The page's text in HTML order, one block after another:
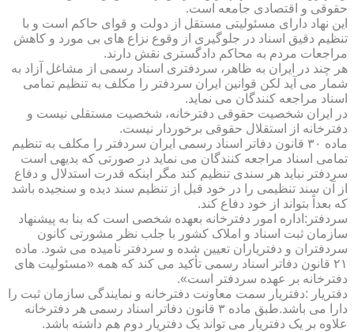
حقوقی و اقتصادی جامعه است.
این نهاد دارای مسئولیتی مستقل از دولت و قوای حاکم است و با
تنظیم دقیق اسناد در جلوگیری از وقوع نزاع های بی مورد و کاهش
مراجعات مردم به محاکم دادگستری نقش دارند.
هر چند در ایران به ظاهر، سردفتری اسناد رسمی از مشاغل آزاد به
شمار می آید لکن قوانین ایران سردفتر را مکلف به تنظیم تمامی
اسناد مراجعه کنندگان می نماید.
در ایران شخصیت حقوقی دفترخانه، شخصیت مستقلی نیست و
دفترخانه از استقلال حقوقی برخوردار نیست.
ماده ۳۰ قانون دفاتر اسناد رسمی ایران سردفتر را مکلف به تنظیم
تمامی اسناد مراجعه کنندگان می نماید در صورتی که بدیهی است
سردفتر نباید هر سندی تنظیم کند مگر اینکه قدرت استدلال و دفاع
از آن سند تنظیمی را در خود قبل از تنظیم سند دیده و سنجیده باشد
که بعداً بتواند از خود دفاع کند.
سردفتر:اداره امور دفترخانه بعهده شخصی است که بنا به پیشنهاد
سازمان ثبت اسناد و املاک کشور با جلب نظر مشورتی کانون
سردفتران و دفتریاران تعیین شده و سردفتر نامیده می شود. ماده
۲۱ قانون دفاتر اسناد رسمی تأکید می کند که همه «مسئولیت های
دفترخانه بر عهده سردفتر است».
دفتریار :دفتریار سمت معاونت دفترخانه و نمایندگی سازمان ثبت را
دارا می باشد.طبق ماده ۳ قانون دفاتر اسناد رسمی هر دفترخانه
علاوه بر یک دفتریار می تواند یک دفتریار دوم هم داشته باشد.